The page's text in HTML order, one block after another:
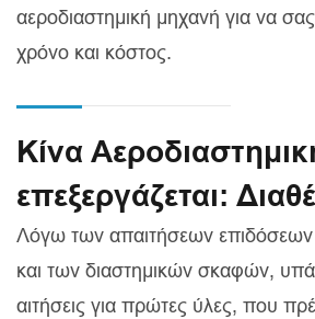
αεροδιαστημική μηχανή για να
χρόνο και κόστος.
Κίνα
επεξεργάζεται:
Λόγω των απαιτήσεων
και των διαστημικών σκαφών,
αιτήσεις για πρώτες ύλες, που